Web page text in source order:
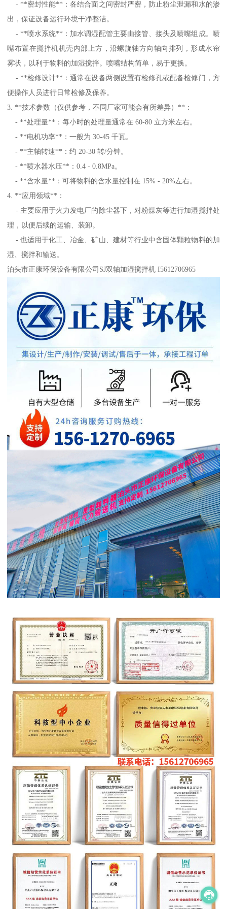
- **密封性能**：各结合面之间密封严密，防止粉尘泄漏和水的渗
出，保证设备运行环境干净整洁。
- **喷水系统**：加水调湿配管主要由接管、接头及喷嘴组成。喷
嘴布置在搅拌机机壳内部上方，沿螺旋轴方向轴向排列，形成水帘
雾状，以利于物料的加湿搅拌。喷嘴结构简单，易于更换。
- **检修设计**：通常在设备两侧设置有检修孔或配备检修门，方
便操作人员进行日常检修及保养。
3. **技术参数（仅供参考，不同厂家可能会有所差异）**：
- **处理量**：每小时的处理量通常在 60-80 立方米左右。
- **电机功率**：一般为 30-45 千瓦。
- **主轴转速**：约 20-30 转/分钟。
- **喷水器水压**：0.4 - 0.8MPa。
- **含水量**：可将物料的含水量控制在 15% - 20%左右。
4. **应用领域**：
- 主要应用于火力发电厂的除尘器下，对粉煤灰等进行加湿搅拌处
理，以便后续的运输、装卸。
- 也适用于化工、冶金、矿山、建材等行业中含固体颗粒物料的加
湿、搅拌和输送。
泊头市正康环保设备有限公司SJ双轴加湿搅拌机 I5612706965